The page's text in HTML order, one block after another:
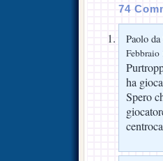
74
Paolo da
Febbraio
ha
Spero